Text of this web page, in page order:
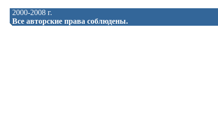
2000-2008 г.
Все авторские права соблюдены.